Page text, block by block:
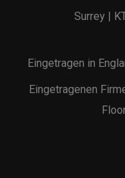
Surrey |
Eingetragen in
Eingetragenen